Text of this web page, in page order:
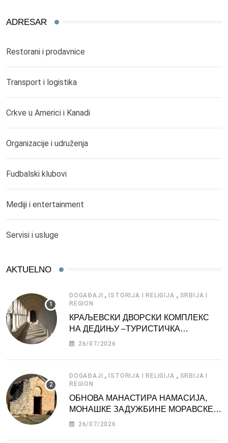
ADRESAR
Restorani i prodavnice
Transport i logistika
Crkve u Americi i Kanadi
Organizacije i udruženja
Fudbalski klubovi
Mediji i entertainment
Servisi i usluge
AKTUELNO
DOGAĐAJI , ISTORIJA I RELIGIJA , SRBIJA I
REGION
КРАЉЕВСКИ ДВОРСКИ КОМПЛЕКС
НА ДЕДИЊУ –ТУРИСТИЧКА
АТРАКЦИЈА
26/07/2026
DOGAĐAJI , ISTORIJA I RELIGIJA , SRBIJA I
REGION
ОБНОВА МАНАСТИРА НАМАСИЈА,
МОНАШКЕ ЗАДУЖБИНЕ МОРАВСКЕ
СРБИЈЕ
26/07/2026